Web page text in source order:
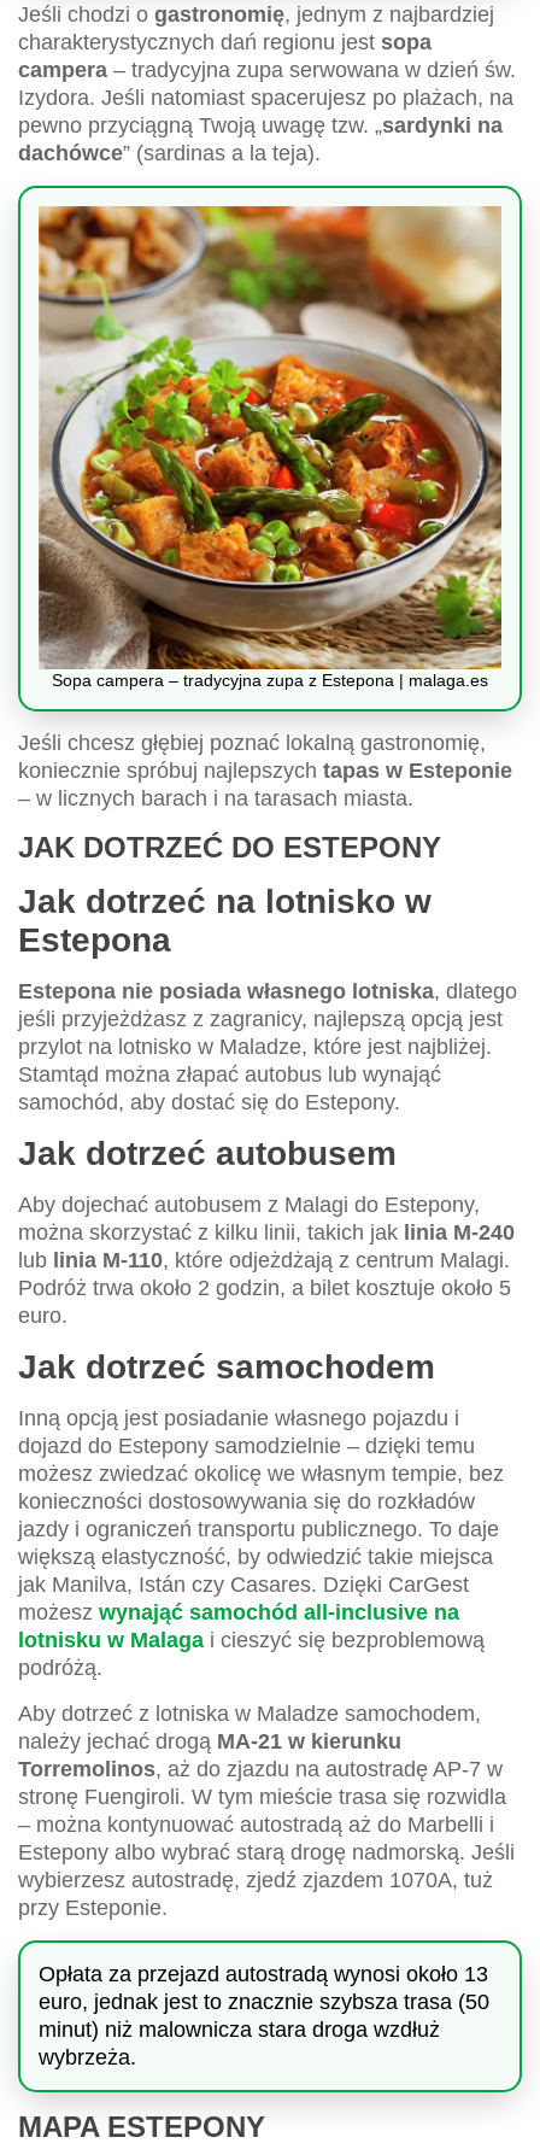
Jeśli chodzi o gastronomię, jednym z najbardziej
charakterystycznych dań regionu jest sopa
campera – tradycyjna zupa serwowana w dzień św.
Izydora. Jeśli natomiast spacerujesz po plażach, na
pewno przyciągną Twoją uwagę tzw. „sardynki na
dachówce” (sardinas a la teja).
Sopa campera – tradycyjna zupa z Estepona | malaga.es
Jeśli chcesz głębiej poznać lokalną gastronomię,
koniecznie spróbuj najlepszych tapas w Esteponie
– w licznych barach i na tarasach miasta.
JAK DOTRZEĆ DO ESTEPONY
Jak dotrzeć na lotnisko w
Estepona
Estepona nie posiada własnego lotniska, dlatego
jeśli przyjeżdżasz z zagranicy, najlepszą opcją jest
przylot na lotnisko w Maladze, które jest najbliżej.
Stamtąd można złapać autobus lub wynająć
samochód, aby dostać się do Estepony.
Jak dotrzeć autobusem
Aby dojechać autobusem z Malagi do Estepony,
można skorzystać z kilku linii, takich jak linia M-240
lub linia M-110, które odjeżdżają z centrum Malagi.
Podróż trwa około 2 godzin, a bilet kosztuje około 5
euro.
Jak dotrzeć samochodem
Inną opcją jest posiadanie własnego pojazdu i
dojazd do Estepony samodzielnie – dzięki temu
możesz zwiedzać okolicę we własnym tempie, bez
konieczności dostosowywania się do rozkładów
jazdy i ograniczeń transportu publicznego. To daje
większą elastyczność, by odwiedzić takie miejsca
jak Manilva, Istán czy Casares. Dzięki CarGest
możesz wynająć samochód all-inclusive na
lotnisku w Malaga i cieszyć się bezproblemową
podróżą.
Aby dotrzeć z lotniska w Maladze samochodem,
należy jechać drogą MA-21 w kierunku
Torremolinos, aż do zjazdu na autostradę AP-7 w
stronę Fuengiroli. W tym mieście trasa się rozwidla
– można kontynuować autostradą aż do Marbelli i
Estepony albo wybrać starą drogę nadmorską. Jeśli
wybierzesz autostradę, zjedź zjazdem 1070A, tuż
przy Esteponie.
Opłata za przejazd autostradą wynosi około 13
euro, jednak jest to znacznie szybsza trasa (50
minut) niż malownicza stara droga wzdłuż
wybrzeża.
MAPA ESTEPONY